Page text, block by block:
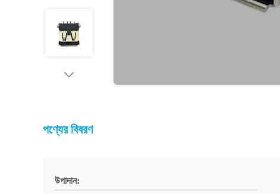
পণ্যের বিবরণ
উপাদান: